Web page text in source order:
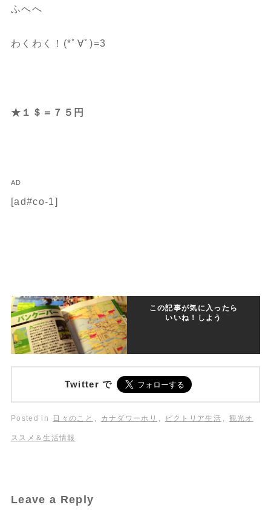
ふへへ
わくわく！(*ﾟ∀ﾟ)=3
★１＄＝７５円
AD
[ad#co-1]
この記事が気に入ったら
いいね！しよう
Twitter で
Posted in 日々のこと カナダワーホリ ビクトリア生活 観光オ
ススメ＆生活情報
Leave a Reply